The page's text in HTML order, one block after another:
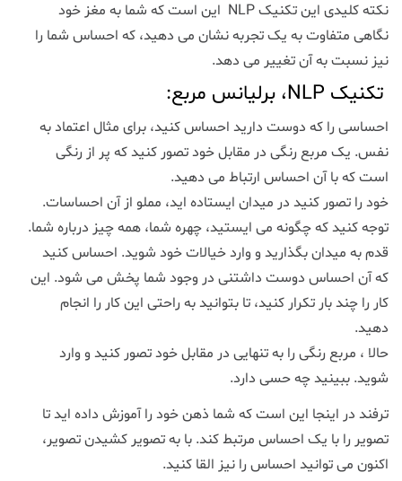
نکته کلیدی این تکنیک NLP این است که شما به مغز خود
نگاهی متفاوت به یک تجربه نشان می دهید، که احساس شما را
نیز نسبت به آن تغییر می دهد.
تکنیک NLP، برلیانس مربع:
احساسی را که دوست دارید احساس کنید، برای مثال اعتماد به
نفس. یک مربع رنگی در مقابل خود تصور کنید که پر از رنگی
است که با آن احساس ارتباط می دهید.
خود را تصور کنید در میدان ایستاده اید، مملو از آن احساسات.
توجه کنید که چگونه می ایستید، چهره شما، همه چیز درباره شما.
قدم به میدان بگذارید و وارد خیالات خود شوید. احساس کنید
که آن احساس دوست داشتنی در وجود شما پخش می شود. این
کار را چند بار تکرار کنید، تا بتوانید به راحتی این کار را انجام
دهید.
حالا ، مربع رنگی را به تنهایی در مقابل خود تصور کنید و وارد
شوید. ببینید چه حسی دارد.
ترفند در اینجا این است که شما ذهن خود را آموزش داده اید تا
تصویر را با یک احساس مرتبط کند. با به تصویر کشیدن تصویر،
اکنون می توانید احساس را نیز القا کنید.